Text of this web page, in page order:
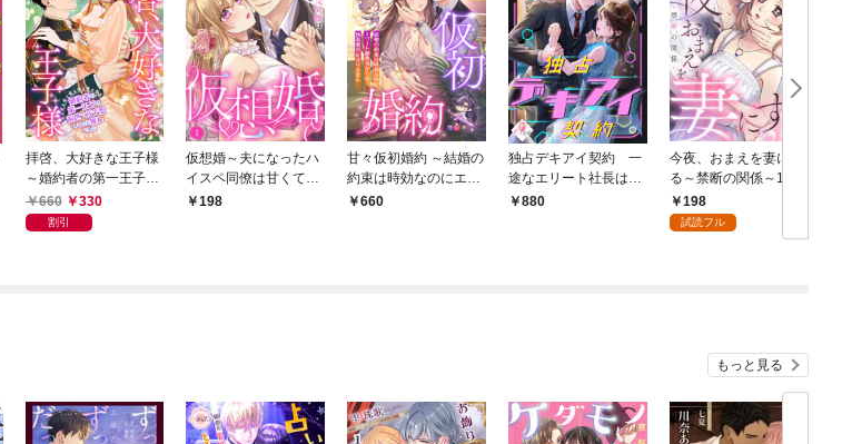
拝啓、大好きな王子様
～婚約者の第一王子は
前世でガチ恋していた
推しでした～
660 330
割引
仮想婚～夫になったハ
イスペ同僚は甘くてず
るい策略家～1
198
甘々仮初婚約 ～結婚の
約束は時効なのにエリ
ート御曹司からの執着
660
独占デキアイ契約 一
途なエリート社長は幼
なじみに執着していま
880
今夜、おまえを妻にす
る～禁断の関係～1
198
試読フル
もっと見る